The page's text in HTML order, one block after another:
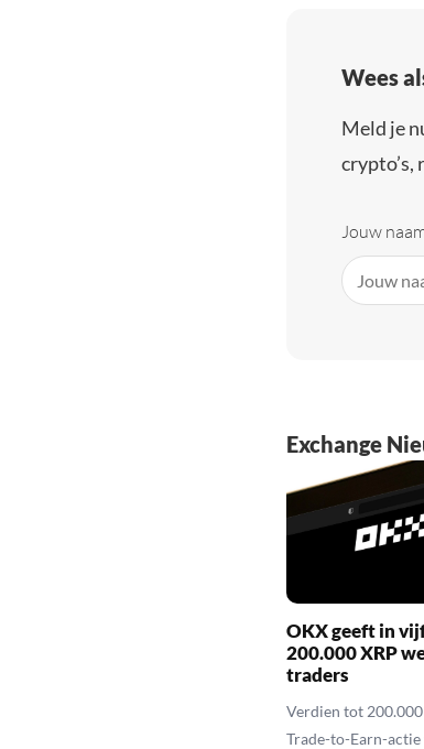
Wees
Meld je
crypto’s,
Jouw
Exchange
OKX geeft in
200.000 XRP
traders
Verdien tot
Trade-to-Earn-